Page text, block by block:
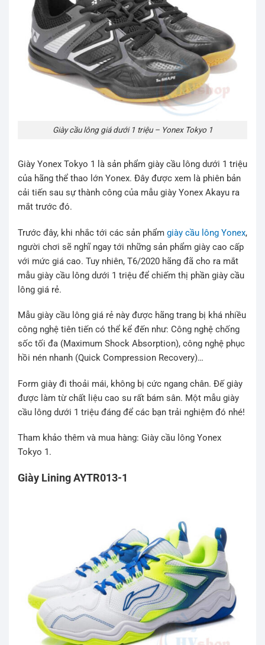
Giày cầu lông giá dưới 1 triệu – Yonex Tokyo 1
Giày Yonex Tokyo 1 là sản phẩm giày cầu lông dưới 1 triệu
của hãng thể thao lớn Yonex. Đây được xem là phiên bản
cải tiến sau sự thành công của mẫu giày Yonex Akayu ra
mắt trước đó.
Trước đây, khi nhắc tới các sản phẩm giày cầu lông Yonex,
người chơi sẽ nghĩ ngay tới những sản phẩm giày cao cấp
với mức giá cao. Tuy nhiên, T6/2020 hãng đã cho ra mắt
mẫu giày cầu lông dưới 1 triệu để chiếm thị phần giày cầu
lông giá rẻ.
Mẫu giày cầu lông giá rẻ này được hãng trang bị khá nhiều
công nghệ tiên tiến có thể kể đến như: Công nghệ chống
sốc tối đa (Maximum Shock Absorption), công nghệ phục
hồi nén nhanh (Quick Compression Recovery)…
Form giày đi thoải mái, không bị cức ngang chân. Đế giày
được làm từ chất liệu cao su rất bám sân. Một mẫu giày
cầu lông dưới 1 triệu đáng để các bạn trải nghiệm đó nhé!
Tham khảo thêm và mua hàng: Giày cầu lông Yonex
Tokyo 1.
Giày Lining AYTR013-1